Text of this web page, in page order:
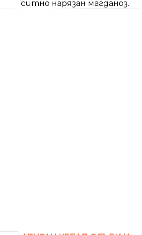
ситно нарязан магданоз.